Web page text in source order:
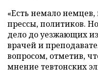
«Есть немало немцев,
прессы, политиков.
дело до уезжающих
врачей и
вопросом, отметив,
мнение тевтонских